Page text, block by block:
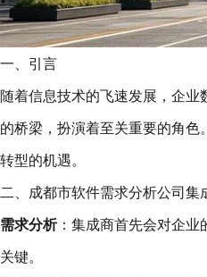
一、引言
随着信息技术的飞速发展，企
的桥梁，扮演着至关重要的角
转型的机遇。
二、成都市软件需求分析公司集
需求分析：集成商首先会对企业
关键。